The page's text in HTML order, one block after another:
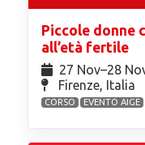
Piccole donne
all’età fertile
27 Nov⁠–28
Firenze, Italia
CORSO EVENTO AIGE